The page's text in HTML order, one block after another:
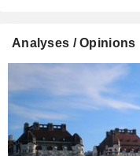
Analyses / Opinions